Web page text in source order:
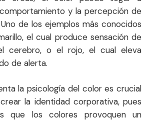
y la percepción de
de los ejemplos más conocidos
el cual produce sensación de
cerebro, o el rojo, el cual eleva
de alerta.
la psicología del color es crucial
la identidad corporativa, pues
que los colores provoquen un